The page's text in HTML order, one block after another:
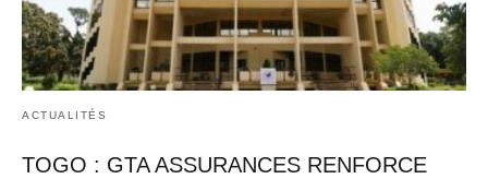
ACTUALITÉS
TOGO : GTA ASSURANCES RENFORCE